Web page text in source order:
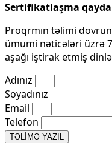
Sertifikatlaşma
Proqrmın təlimi
ümumi nəticələri üzrə
aşağı iştirak etmiş
Adınız
Soyadınız
Email
Telefon
TƏLİMƏ YAZIL